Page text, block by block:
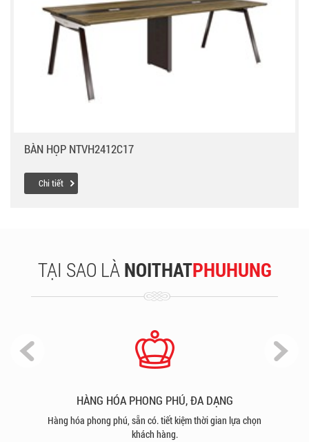
BÀN HỌP NTVH2412C17
Chi tiết
TẠI SAO LÀNOITHATPHUHUNG
HÀNG HÓA PHONG PHÚ, ĐA DẠNG
Hàng hóa phong phú, sẵn có. tiết kiệm thời gian lựa chọn
khách hàng.